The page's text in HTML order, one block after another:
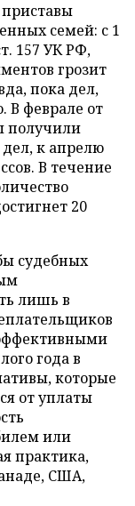
семей: с 1
157 УК РФ,
грозит
пока дел,
В феврале от
получили
к апрелю
В течение
20
судебных
лишь в
года в
которые
от уплаты
или
практика,
США,